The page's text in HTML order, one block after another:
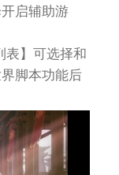
启辅助游
表】可选择和
脚本功能后